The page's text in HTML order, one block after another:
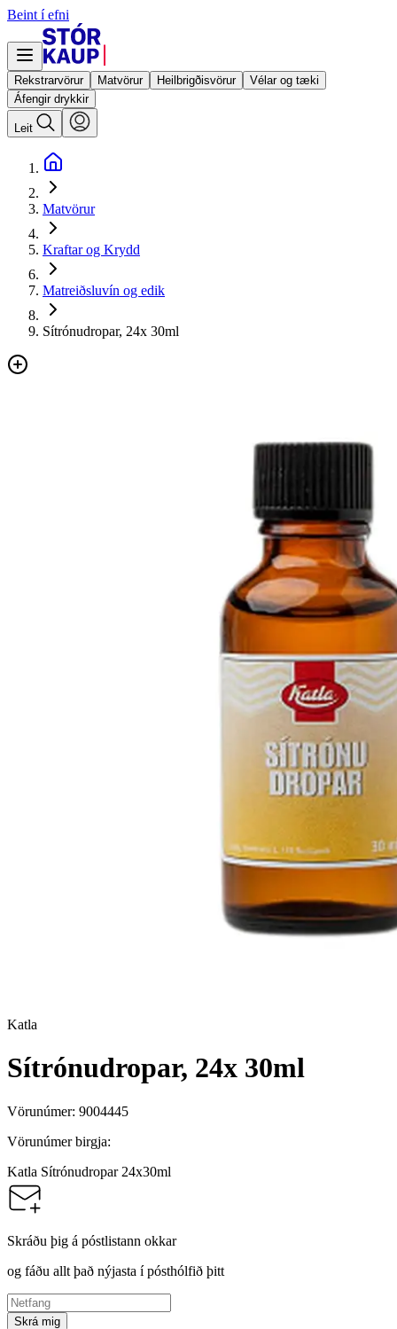
Beint í efni
Rekstrarvörur Matvörur Heilbrigðisvörur
Vélar og tæki
Áfengir drykkir
Leit
Matvörur
Kraftar og Krydd
Matreiðsluvín og edik
Sítrónudropar, 24x 30ml
Katla
Sítrónudropar, 24x 30ml
Vörunúmer: 9004445
Vörunúmer birgja:
Katla Sítrónudropar 24x30ml
Skráðu þig á póstlistann okkar
og fáðu allt það nýjasta í pósthólfið þitt
Skrá mig